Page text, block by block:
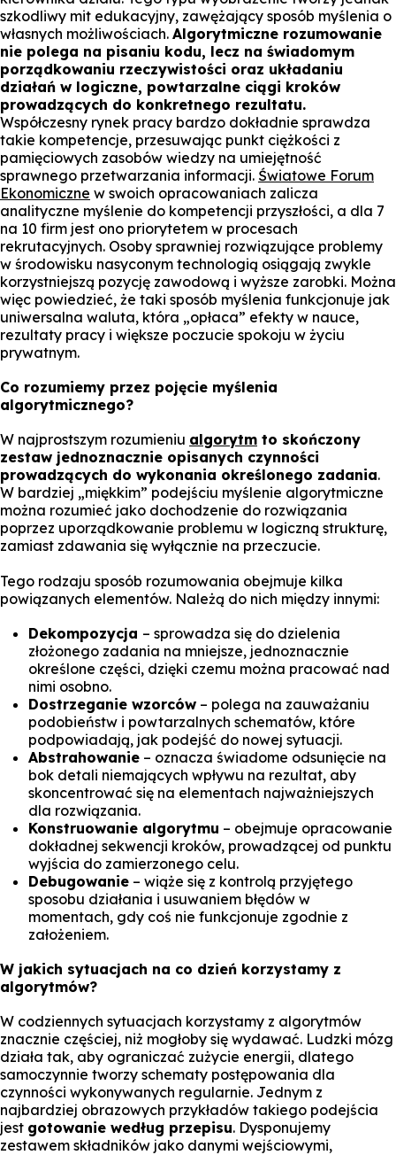
szkodliwy mit edukacyjny, zawężający sposób myślenia o
własnych możliwościach. Algorytmiczne rozumowanie
nie polega na pisaniu kodu, lecz na świadomym
porządkowaniu rzeczywistości oraz układaniu
działań w logiczne, powtarzalne ciągi kroków
prowadzących do konkretnego rezultatu.
Współczesny rynek pracy bardzo dokładnie sprawdza
takie kompetencje, przesuwając punkt ciężkości z
pamięciowych zasobów wiedzy na umiejętność
sprawnego przetwarzania informacji. Światowe Forum
Ekonomiczne w swoich opracowaniach zalicza
analityczne myślenie do kompetencji przyszłości, a dla 7
na 10 firm jest ono priorytetem w procesach
rekrutacyjnych. Osoby sprawniej rozwiązujące problemy
w środowisku nasyconym technologią osiągają zwykle
korzystniejszą pozycję zawodową i wyższe zarobki. Można
więc powiedzieć, że taki sposób myślenia funkcjonuje jak
uniwersalna waluta, która „opłaca” efekty w nauce,
rezultaty pracy i większe poczucie spokoju w życiu
prywatnym.
Co rozumiemy przez pojęcie myślenia
algorytmicznego?
W najprostszym rozumieniu algorytm to skończony
zestaw jednoznacznie opisanych czynności
prowadzących do wykonania określonego zadania.
W bardziej „miękkim” podejściu myślenie algorytmiczne
można rozumieć jako dochodzenie do rozwiązania
poprzez uporządkowanie problemu w logiczną strukturę,
zamiast zdawania się wyłącznie na przeczucie.
Tego rodzaju sposób rozumowania obejmuje kilka
powiązanych elementów. Należą do nich między innymi:
Dekompozycja – sprowadza się do dzielenia
złożonego zadania na mniejsze, jednoznacznie
określone części, dzięki czemu można pracować nad
nimi osobno.
Dostrzeganie wzorców – polega na zauważaniu
podobieństw i powtarzalnych schematów, które
podpowiadają, jak podejść do nowej sytuacji.
Abstrahowanie – oznacza świadome odsunięcie na
bok detali niemających wpływu na rezultat, aby
skoncentrować się na elementach najważniejszych
dla rozwiązania.
Konstruowanie algorytmu – obejmuje opracowanie
dokładnej sekwencji kroków, prowadzącej od punktu
wyjścia do zamierzonego celu.
Debugowanie – wiąże się z kontrolą przyjętego
sposobu działania i usuwaniem błędów w
momentach, gdy coś nie funkcjonuje zgodnie z
założeniem.
W jakich sytuacjach na co dzień korzystamy z
algorytmów?
W codziennych sytuacjach korzystamy z algorytmów
znacznie częściej, niż mogłoby się wydawać. Ludzki mózg
działa tak, aby ograniczać zużycie energii, dlatego
samoczynnie tworzy schematy postępowania dla
czynności wykonywanych regularnie. Jednym z
najbardziej obrazowych przykładów takiego podejścia
jest gotowanie według przepisu. Dysponujemy
zestawem składników jako danymi wejściowymi,